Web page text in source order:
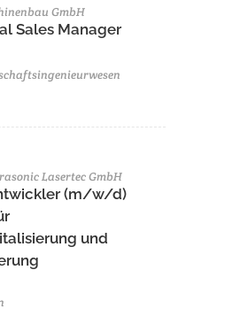
GmbH
Sales Manager
Lasertec GmbH
(m/w/d)
und